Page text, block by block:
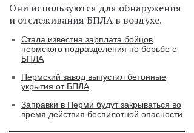
Они используются для обнаружения
и отслеживания БПЛА в воздухе.
Стала известна зарплата бойцов
пермского подразделения по борьбе с
БПЛА
Пермский завод выпустил бетонные
укрытия от БПЛА
Заправки в Перми будут закрываться во
время действия беспилотной опасности